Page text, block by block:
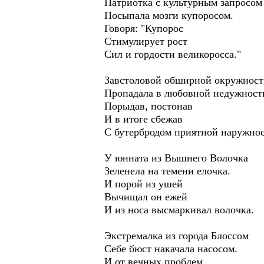
Патриотка с культурным запросом
Посыпала мозги купоросом.
Говоря: "Купорос
Стимулирует рост
Сил и гордости великоросса."
Завстоловой обширной
Пропадала в любовной
Порыдав, постонав
И в итоге сбежав
С бутербродом приятной
У юнната из Вышнего Волочка
Зеленела на темени елочка.
И порой из ушей
Вычищал он ежей
И из носа высмаркивал волочка.
Экстремалка из города Блоссом
Себе бюст накачала насосом.
И от вечных проблем